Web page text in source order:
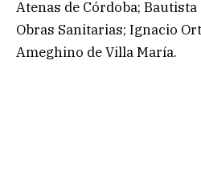
Atenas de Córdoba;
Obras Sanitarias; Ignacio
Ameghino de Villa María.